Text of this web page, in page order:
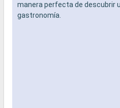
manera perfecta de descubrir
gastronomía.